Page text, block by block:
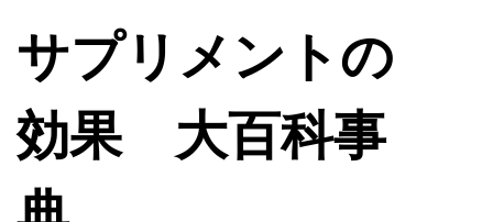
サプリメントの
効果 大百科事